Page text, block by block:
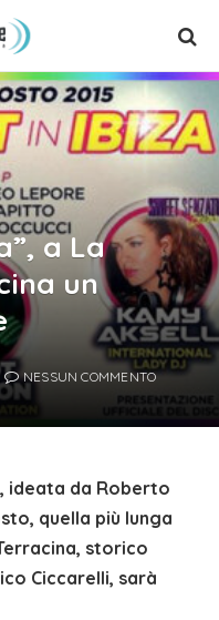
a La
un
NESSUN COMMENTO
ideata da Roberto
quella più lunga
storico
Ciccarelli, sarà